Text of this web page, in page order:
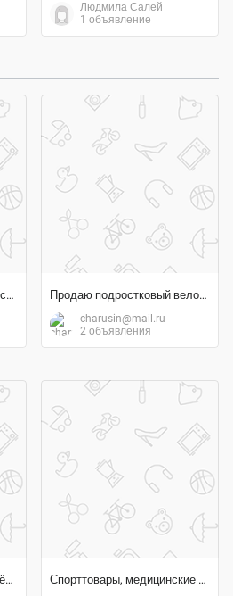
Людмила Салей
1 объявление
Куплю подростковый велосипед Б/У в хорошем состоянии Продаю подростковый велосипед
charusin@mail.ru
2 объявления
2-х колёсный велосипед, тёмно-красного цвета, до 8 лет Спорттовары, медицинские товары, оптика